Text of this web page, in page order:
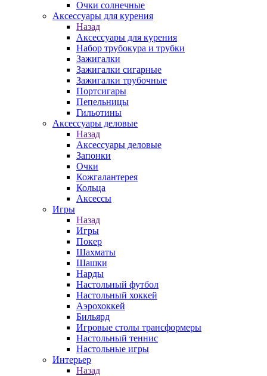
Очки солнечные
Аксессуары для курения
Назад
Аксессуары для курения
Набор трубокура и трубки
Зажигалки
Зажигалки сигарные
Зажигалки трубочные
Портсигары
Пепельницы
Гильотины
Аксессуары деловые
Назад
Аксессуары деловые
Запонки
Очки
Кожгалантерея
Кольца
Аксессы
Игры
Назад
Игры
Покер
Шахматы
Шашки
Нарды
Настольный футбол
Настольный хоккей
Аэрохоккей
Бильярд
Игровые столы трансформеры
Настольный теннис
Настольные игры
Интерьер
Назад